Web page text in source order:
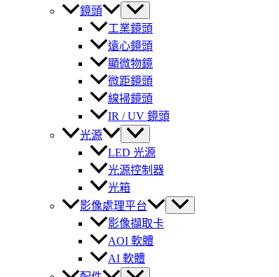
鏡頭
工業鏡頭
遠心鏡頭
顯微物鏡
微距鏡頭
線掃鏡頭
IR / UV 鏡頭
光源
LED 光源
光源控制器
光箱
影像處理平台
影像擷取卡
AOI 軟體
AI 軟體